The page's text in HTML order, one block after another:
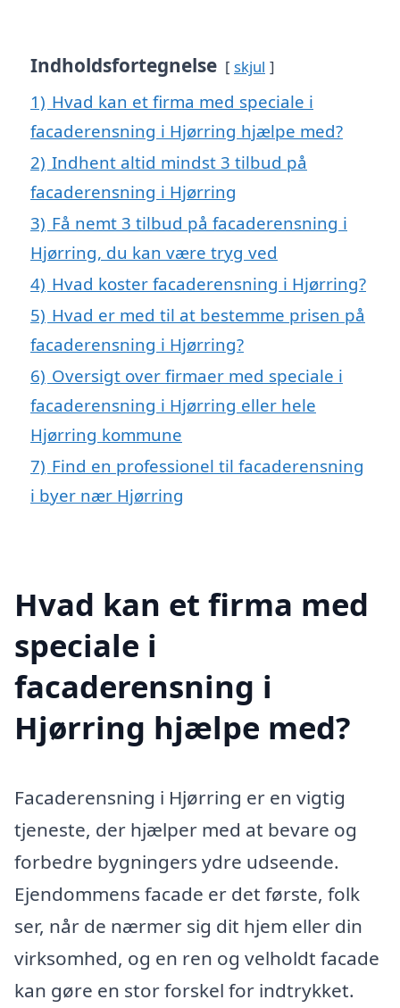
Indholdsfortegnelse skjul
1) Hvad kan et firma med speciale i
facaderensning i Hjørring hjælpe med?
2) Indhent altid mindst 3 tilbud på
facaderensning i Hjørring
3) Få nemt 3 tilbud på facaderensning i
Hjørring, du kan være tryg ved
4) Hvad koster facaderensning i Hjørring?
5) Hvad er med til at bestemme prisen på
facaderensning i Hjørring?
6) Oversigt over firmaer med speciale i
facaderensning i Hjørring eller hele
Hjørring kommune
7) Find en professionel til facaderensning
i byer nær Hjørring
Hvad kan et firma med
speciale i
facaderensning i
Hjørring hjælpe med?
Facaderensning i Hjørring er en vigtig
tjeneste, der hjælper med at bevare og
forbedre bygningers ydre udseende.
Ejendommens facade er det første, folk
ser, når de nærmer sig dit hjem eller din
virksomhed, og en ren og velholdt facade
kan gøre en stor forskel for indtrykket.